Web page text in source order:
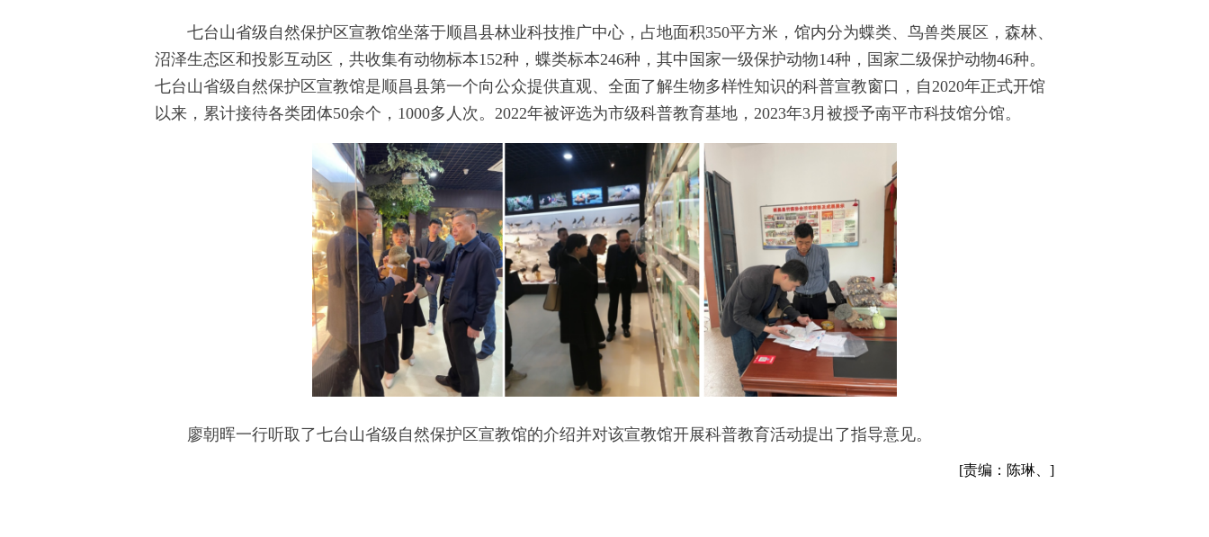
七台山省级自然保护区宣教馆坐落于顺昌县林业科技推广中心，占地面积350平方米，馆内分为蝶类、鸟兽类展区，森林、
沼泽生态区和投影互动区，共收集有动物标本152种，蝶类标本246种，其中国家一级保护动物14种，国家二级保护动物46种。
七台山省级自然保护区宣教馆是顺昌县第一个向公众提供直观、全面了解生物多样性知识的科普宣教窗口，自2020年正式开馆
以来，累计接待各类团体50余个，1000多人次。2022年被评选为市级科普教育基地，2023年3月被授予南平市科技馆分馆。
廖朝晖一行听取了七台山省级自然保护区宣教馆的介绍并对该宣教馆开展科普教育活动提出了指导意见。
[责编：陈琳、]